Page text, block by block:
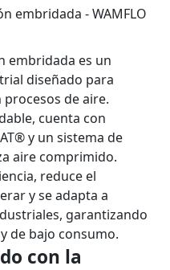
embridada - WAMFLO
embridada es un
diseñado para
de aire.
cuenta con
y un sistema de
aire comprimido.
reduce el
y se adapta a
garantizando
de bajo consumo.
con la